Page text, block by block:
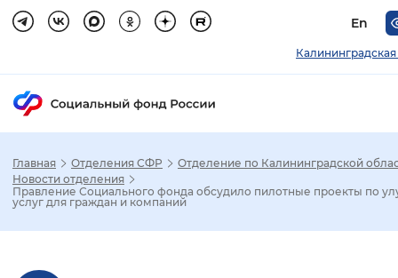
En
Главная Отделения СФР
Отделение по Калининградской
Новости отделения
Правление Социального фонда обсудило пилотные проекты по
услуг для граждан и компаний